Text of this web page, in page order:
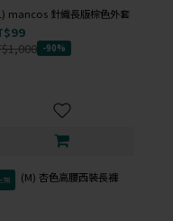
mancos 針織長版棕色外套
-90%
架